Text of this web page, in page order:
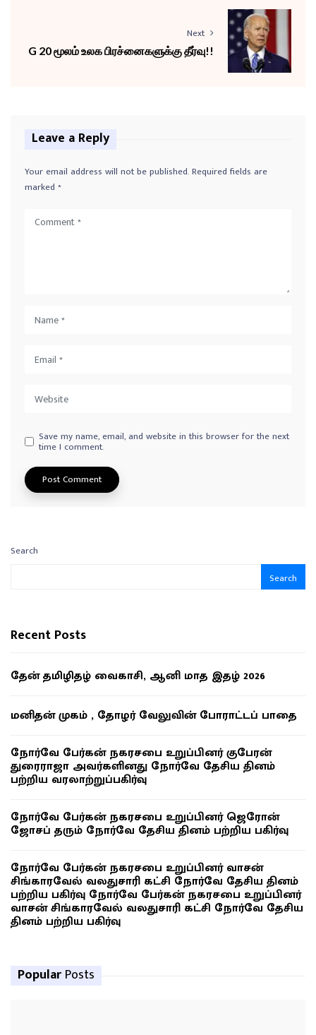
Next
G 20 மூலம் உலக பிரச்னைகளுக்கு தீர்வு!!
Leave a Reply
Your email address will not be published.Required fields are
marked *
Save my name, email, and website in this browser for the next
time I comment.
Search
Search
Recent Posts
தேன் தமிழிதழ் வைகாசி, ஆனி மாத இதழ் 2026
மனிதன் முகம் , தோழர் வேலுவின் போராட்டப் பாதை
நோர்வே பேர்கன் நகரசபை உறுப்பினர் குபேரன்
துரைராஜா அவர்களினது நோர்வே தேசிய தினம்
பற்றிய வரலாற்றுப்பகிர்வு
நோர்வே பேர்கன் நகரசபை உறுப்பினர் ஜெரோன்
ஜோசப் தரும் நோர்வே தேசிய தினம் பற்றிய பகிர்வு
நோர்வே பேர்கன் நகரசபை உறுப்பினர் வாசன்
சிங்காரவேல் வலதுசாரி கட்சி நோர்வே தேசிய தினம்
பற்றிய பகிர்வு நோர்வே பேர்கன் நகரசபை உறுப்பினர்
வாசன் சிங்காரவேல் வலதுசாரி கட்சி நோர்வே தேசிய
தினம் பற்றிய பகிர்வு
Popular Posts